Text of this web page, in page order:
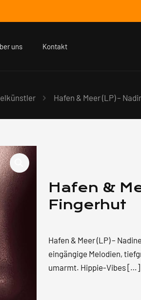
uns Kontakt
Hafen & Meer (LP) –
Hafen &
Fingerhut
Hafen & Meer (LP) –
eingängige Melodien,
umarmt. Hippie-Vibes […]